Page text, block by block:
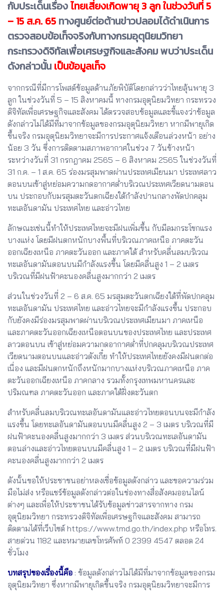
กับประเด็นเรื่องไทยเสี่ยงเกิดพายุ 3 ลูก ในช่วงวันที่ 5
– 15 ส.ค. 65 ทางศูนย์ต่อต้านข่าวปลอมได้ดำเนินการ
ตรวจสอบข้อเท็จจริงกับทางกรมอุตุนิยมวิทยา
กระทรวงดิจิทัลเพื่อเศรษฐกิจและสังคม พบว่าประเด็น
ดังกล่าวนั้น เป็นข้อมูลเท็จ
จากกรณีที่มีการโพสต์ข้อมูลด้านภัยพิบัติโดยกล่าวว่าไทยลุ้นพายุ 3
ลูก ในช่วงวันที่ 5 – 15 สิงหาคมนี้ ทางกรมอุตุนิยมวิทยา กระทรวง
ดิจิทัลเพื่อเศรษฐกิจและสังคม ได้ตรวจสอบข้อมูลและชี้แจงว่าข้อมูล
ดังกล่าวไม่ได้มีที่มาจากข้อมูลของกรมอุตุนิยมวิทยา หากมีพายุเกิด
ขึ้นจริง กรมอุตุนิยมวิทยาจะมีการประกาศแจ้งเตือนล่วงหน้า อย่าง
น้อย 3 วัน ซึ่งการติดตามสภาพอากาศในช่วง 7 วันข้างหน้า
ระหว่างวันที่ 31 กรกฎาคม 2565 – 6 สิงหาคม 2565 ในช่วงวันที่
31 ก.ค. – 1 ส.ค. 65 ร่องมรสุมพาดผ่านประเทศเมียนมา ประเทศลาว
ตอนบนเข้าสู่หย่อมความกดอากาศต่ำบริเวณประเทศเวียดนามตอน
บน ประกอบกับมรสุมตะวันตกเฉียงใต้กำลังปานกลางพัดปกคลุม
ทะเลอันดามัน ประเทศไทย และอ่าวไทย
ลักษณะเช่นนี้ทำให้ประเทศไทยจะมีฝนเพิ่มขึ้น กับมีลมกระโชกแรง
บางแห่ง โดยมีฝนตกหนักบางพื้นที่บริเวณภาคเหนือ ภาคตะวัน
ออกเฉียงเหนือ ภาคตะวันออก และภาคใต้ สำหรับคลื่นลมบริเวณ
ทะเลอันดามันตอนบนมีกำลังแรงขึ้น โดยมีคลื่นสูง 1 – 2 เมตร
บริเวณที่มีฝนฟ้าคะนองคลื่นสูงมากกว่า 2 เมตร
ส่วนในช่วงวันที่ 2 – 6 ส.ค. 65 มรสุมตะวันตกเฉียงใต้ที่พัดปกคลุม
ทะเลอันดามัน ประเทศไทย และอ่าวไทยจะมีกำลังแรงขึ้น ประกอบ
กับยังคงมีร่องมรสุมพาดผ่านบริเวณประเทศเมียนมา ภาคเหนือ
และภาคตะวันออกเฉียงเหนือตอนบนของประเทศไทย และประเทศ
ลาวตอนบน เข้าสู่หย่อมความกดอากาศต่ำที่ปกคลุมบริเวณประเทศ
เวียดนามตอนบนและอ่าวตังเกี๋ย ทำให้ประเทศไทยยังคงมีฝนตกต่อ
เนื่อง และมีฝนตกหนักถึงหนักมากบางแห่งบริเวณภาคเหนือ ภาค
ตะวันออกเฉียงเหนือ ภาคกลาง รวมทั้งกรุงเทพมหานครและ
ปริมณฑล ภาคตะวันออก และภาคใต้ฝั่งตะวันตก
สำหรับคลื่นลมบริเวณทะเลอันดามันและอ่าวไทยตอนบนจะมีกำลัง
แรงขึ้น โดยทะเลอันดามันตอนบนมีคลื่นสูง 2 – 3 เมตร บริเวณที่มี
ฝนฟ้าคะนองคลื่นสูงมากกว่า 3 เมตร ส่วนบริเวณทะเลอันดามัน
ตอนล่างและอ่าวไทยตอนบนมีคลื่นสูง 1 – 2 เมตร บริเวณที่มีฝนฟ้า
คะนองคลื่นสูงมากกว่า 2 เมตร
ดังนั้นขอให้ประชาชนอย่าหลงเชื่อข้อมูลดังกล่าว และขอความร่วม
มือไม่ส่ง หรือแชร์ข้อมูลดังกล่าวต่อในช่องทางสื่อสังคมออนไลน์
ต่างๆ และเพื่อให้ประชาชนได้รับข้อมูลข่าวสารจากทาง กรม
อุตุนิยมวิทยา กระทรวงดิจิทัลเพื่อเศรษฐกิจและสังคม สามารถ
ติดตามได้ที่เว็บไซต์ https://www.tmd.go.th/index.php หรือโทร.
สายด่วน 1182 และหมายเลขโทรศัพท์ 0 2399 4547 ตลอด 24
ชั่วโมง
บทสรุปของเรื่องนี้คือ : ข้อมูลดังกล่าวไม่ได้มีที่มาจากข้อมูลของกรม
อุตุนิยมวิทยา ซึ่งหากมีพายุเกิดขึ้นจริง กรมอุตุนิยมวิทยาจะมีการ